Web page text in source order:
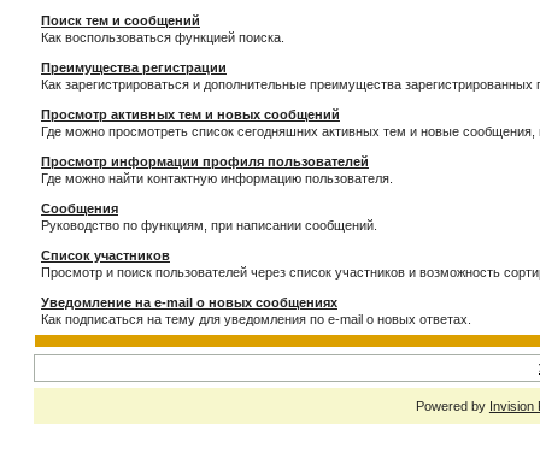
Поиск тем и сообщений
Как воспользоваться функцией поиска.
Преимущества регистрации
Как зарегистрироваться и дополнительные преимущества зарегистрированных
Просмотр активных тем и новых сообщений
Где можно просмотреть список сегодняшних активных тем и новые
Просмотр информации профиля пользователей
Где можно найти контактную информацию пользователя.
Сообщения
Руководство по функциям, при написании сообщений.
Список участников
Просмотр и поиск пользователей через список участников и возможность
Уведомление на e-mail о новых сообщениях
Как подписаться на тему для уведомления по e-mail о новых ответах.
Powered by Invision